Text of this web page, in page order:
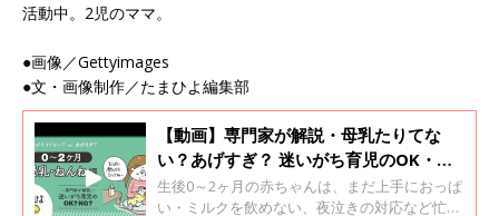
活動中。2児のママ。
●画像／Gettyimages
●文・画像制作／たまひよ編集部
【動画】専門家が解説・母乳たりてな
い？あげすぎ？ 迷いがち育児のOK・NG
＜生後0～2ヶ月 授乳・ねんね編＞
生後0～2ヶ月の赤ちゃんは、まだ上手におっぱ
い・ミルクを飲めない、夜泣きの対応など忙し